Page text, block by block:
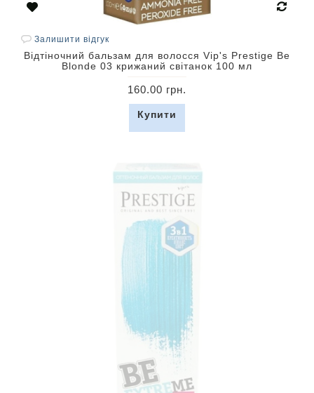
Залишити відгук
Відтіночний бальзам для волосся Vip's Prestige Be
Blonde 03 крижаний світанок 100 мл
160.00 грн.
Купити